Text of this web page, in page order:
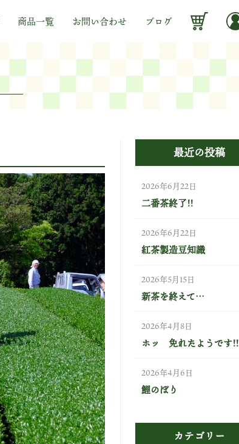
商品一覧 お問い合わせ ブログ
最近の投稿
二番茶終了!!
2026年6月22日
紅茶製造豆知識
2026年6月22日
新茶を終えて…
2026年5月15日
ホッ 免れたようです!!
2026年4月8日
鯉のぼり
2026年4月6日
カテゴリー